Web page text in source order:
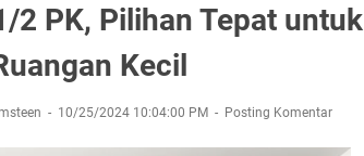
2 PK, Pilihan Tepat untuk
Kecil
10/25/2024 10:04:00 PM Posting Komentar